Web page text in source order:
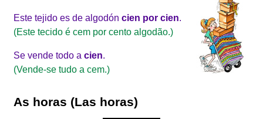
Este tejido es de algodóncien por cien.
(Este tecido é cem por cento algodão.)
Se vende todo acien.
(Vende-se tudo a cem.)
As horas (Las horas)